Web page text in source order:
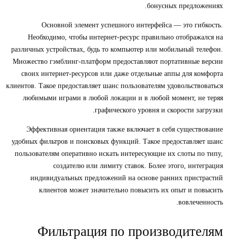
бонусных предложениях.
Основной элемент успешного интерфейса — это гибкость.
Необходимо, чтобы интернет-ресурс правильно отображался на
различных устройствах, будь то компьютер или мобильный телефон.
Множество гэмблинг-платформ предоставляют портативные версии
своих интернет-ресурсов или даже отдельные аппы для комфорта
клиентов. Такое предоставляет шанс пользователям удовольствоваться
любимыми играми в любой локации и в любой момент, не теряя
графического уровня и скорости загрузки.
Эффективная ориентация также включает в себя существование
удобных фильтров и поисковых функций. Такое предоставляет шанс
пользователям оперативно искать интересующие их слоты по типу,
создателю или лимиту ставок. Более этого, интеграция
индивидуальных предложений на основе ранних пристрастий
клиентов может значительно повысить их опыт и повысить
вовлеченность.
Фильтрация по производителям